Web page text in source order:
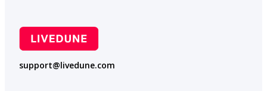
support@livedune.com